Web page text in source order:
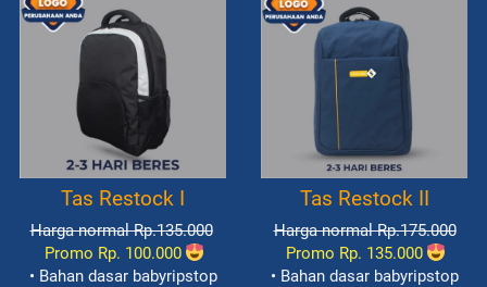
Tas Restock I
Harga normal Rp.135.000
Promo Rp. 100.000
• Bahan dasar babyripstop
Tas Restock II
Harga normal Rp.175.000
Promo Rp. 135.000
• Bahan dasar babyripstop